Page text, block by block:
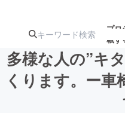
プロ
載す
注目の新
多様な人の”キ
くります。ー車